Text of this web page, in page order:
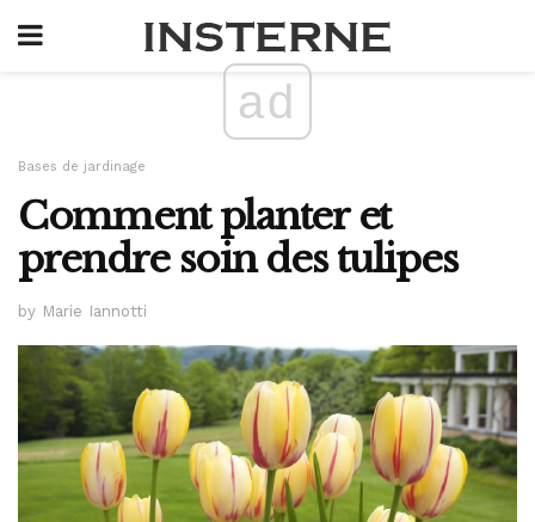
ad
Bases de jardinage
Comment planter et
prendre soin des tulipes
by Marie Iannotti